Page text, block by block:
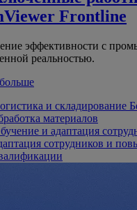
Frontline
эффективности с
реальностью.
и складирование
материалов
и адаптация
сотрудников и